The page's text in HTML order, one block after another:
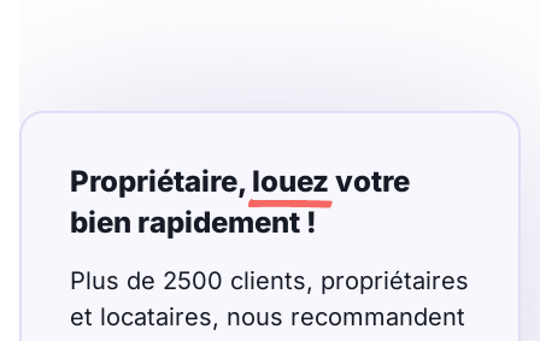
Propriétaire, louez votre
bien rapidement !
Plus de 2500 clients, propriétaires
et locataires, nous recommandent